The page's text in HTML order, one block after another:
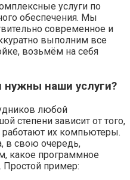
услуги по
обеспечения. Мы
современное и
выполним все
возьмём на себя
наши услуги?
любой
степени зависит от того,
их компьютеры.
в свою очередь,
какое программное
Простой пример: